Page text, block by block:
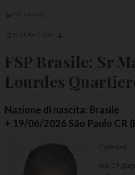
22 GIUGNO 2026
FSP Brasile: Sr
Lourdes
Nazione di nascita: Brasile
+ 19/06/2026 São Paulo CR
Carissimi,
ieri, 19